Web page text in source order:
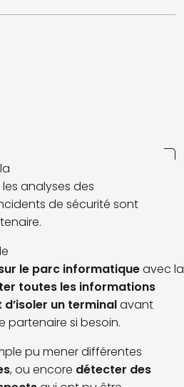
analyses des
de sécurité sont
le parc informatiqueavec la
toutes les informations
d’isoler un terminalavant
partenaire si besoin.
pu mener différentes
, ou encore détecter des